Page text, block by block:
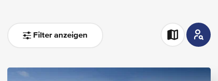
Filter anzeigen